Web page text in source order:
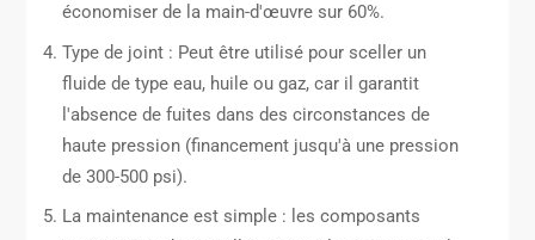
économiser de la main-d'œuvre sur 60%.
Type de joint : Peut être utilisé pour sceller un
fluide de type eau, huile ou gaz, car il garantit
l'absence de fuites dans des circonstances de
haute pression (financement jusqu'à une pression
de 300-500 psi).
La maintenance est simple : les composants